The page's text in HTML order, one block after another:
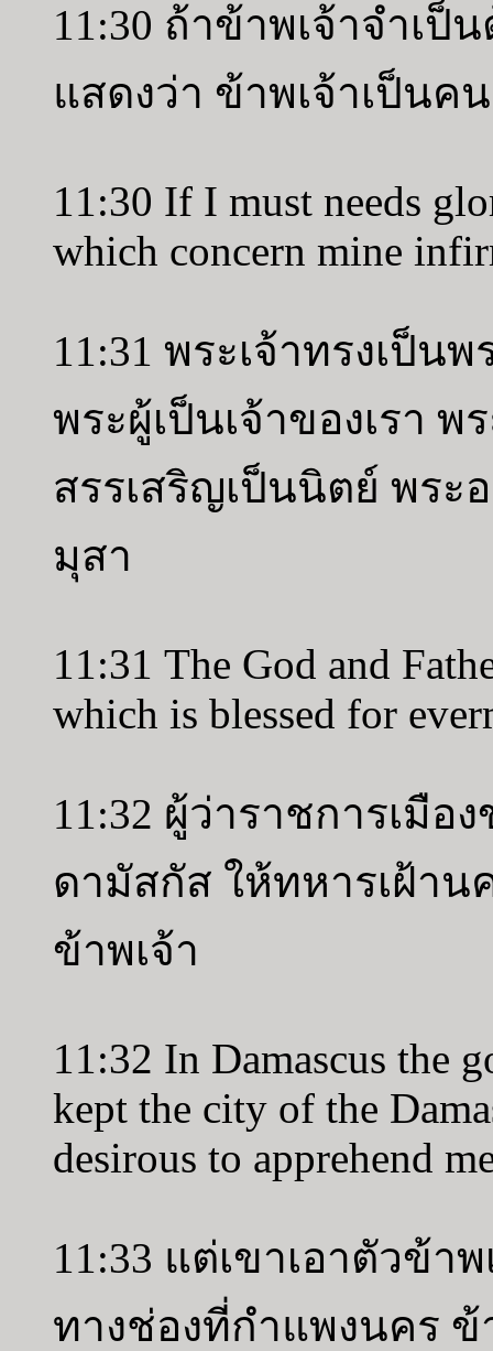
11:30 ถ้าข้าพเจ้าจำเป็
แสดงว่า ข้าพเจ้าเป็นค
11:30 If I must needs
which concern mine
11:31 พระเจ้าทรงเป็น
พระผู้เป็นเจ้าของเรา
สรรเสริญเป็นนิตย์ พระ
มุสา
11:31 The God and
which is blessed for
11:32 ผู้ว่าราชการเมือ
ดามัสกัส ให้ทหารเฝ้าน
ข้าพเจ้า
11:32 In Damascus the
kept the city of the
desirous to apprehend
11:33 แต่เขาเอาตัวข้า
ทางช่องที่กำแพงนคร ข้